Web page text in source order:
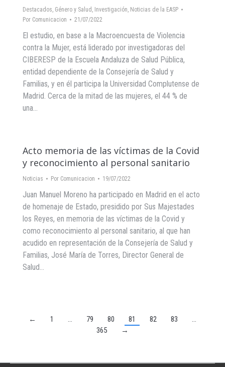
Destacados Género y Salud Investigación Noticias de la EASP
Por Comunicacion 21/07/2022
El estudio, en base a la Macroencuesta de Violencia
contra la Mujer, está liderado por investigadoras del
CIBERESP de la Escuela Andaluza de Salud Pública,
entidad dependiente de la Consejería de Salud y
Familias, y en él participa la Universidad Complutense de
Madrid. Cerca de la mitad de las mujeres, el 44 % de
una…
Acto memoria de las víctimas de la Covid
y reconocimiento al personal sanitario
Noticias Por Comunicacion 19/07/2022
Juan Manuel Moreno ha participado en Madrid en el acto
de homenaje de Estado, presidido por Sus Majestades
los Reyes, en memoria de las víctimas de la Covid y
como reconocimiento al personal sanitario, al que han
acudido en representación de la Consejería de Salud y
Familias, José María de Torres, Director General de
Salud…
← 1 … 79 80 81 82 83
…
365
→